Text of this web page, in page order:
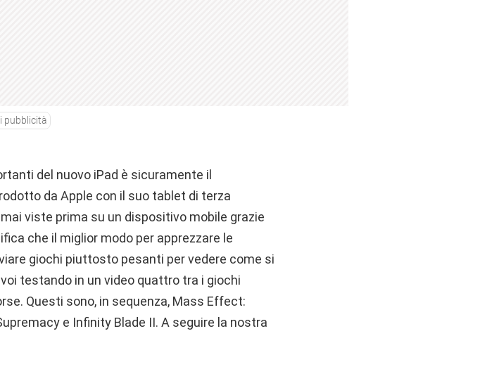
pubblicità
del nuovo iPad è sicuramente il
da Apple con il suo tablet di terza
viste prima su un dispositivo mobile grazie
che il miglior modo per apprezzare le
giochi piuttosto pesanti per vedere come si
testando in un video quattro tra i giochi
Questi sono, in sequenza, Mass Effect:
e Infinity Blade II. A seguire la nostra